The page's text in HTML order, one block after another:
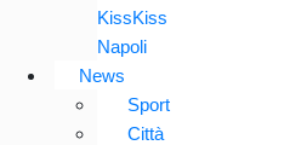
KissKiss
Napoli
News
Sport
Città